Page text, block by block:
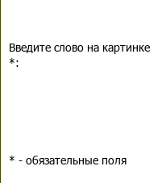
Введите слово на картинке
*:
* - обязательные поля